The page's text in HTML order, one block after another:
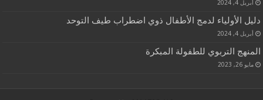
أبريل 4, 2024
دليل الأولياء لدمج الأطفال ذوي اضطراب طيف التوحد
أبريل 4, 2024
المنهج التربوي للطفولة المبكرة
مايو 26, 2023